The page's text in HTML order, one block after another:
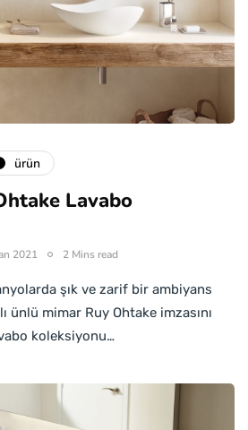
ürün
Lavabo
2021 2 Mins read
şık ve zarif bir ambiyans
ünlü mimar Ruy Ohtake imzasını
koleksiyonu…